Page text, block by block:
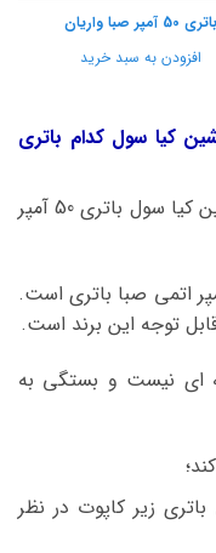
باتری 50 آمپر صبا واریان
افزودن به سبد خرید
کیا سول کدام باتری
بهترین و مناسب ترین باطری برای ماشین کیا سول باتری 50 آمپر
پیشنهادی ما به شما باطری 50 آمپر اتمی صبا باتری است.
توجه این برند است.
ای نیست و بستگی به
زیر کاپوت در نظر